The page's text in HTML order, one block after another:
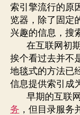
索引擎流行的原
览器，除了固定
兴趣的信息，搜
在互联网初期
挨个看过去并不
地毯式的方法已
信息提供索引成
早期的互联网
务 ，但目录服